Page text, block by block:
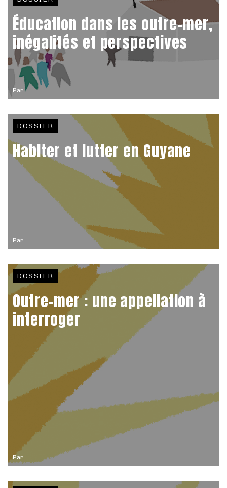
Par
Éducation dans les outre-mer,
inégalités et perspectives
Par
DOSSIER
Habiter et lutter en Guyane
Par
DOSSIER
Outre-mer : une appellation à
interroger